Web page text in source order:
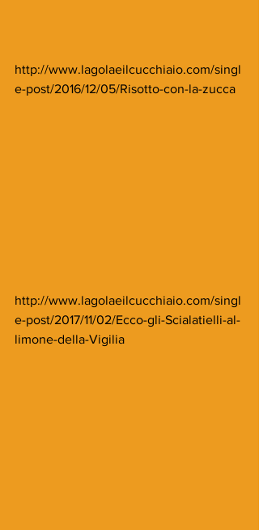
http://www.lagolaeilcucchiaio.com/singl
e-post/2016/12/05/Risotto-con-la-zucca
http://www.lagolaeilcucchiaio.com/singl
e-post/2017/11/02/Ecco-gli-Scialatielli-al-
limone-della-Vigilia